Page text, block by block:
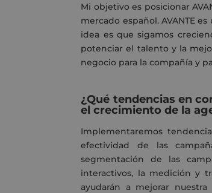
Mi objetivo es posicionar
mercado español. AVANTE
idea es que sigamos
potenciar el talento y la
negocio para la compañía y
¿Qué tendencias en
el crecimiento de la
Implementaremos
efectividad de las
segmentación de las
interactivos, la medición y
ayudarán a mejorar